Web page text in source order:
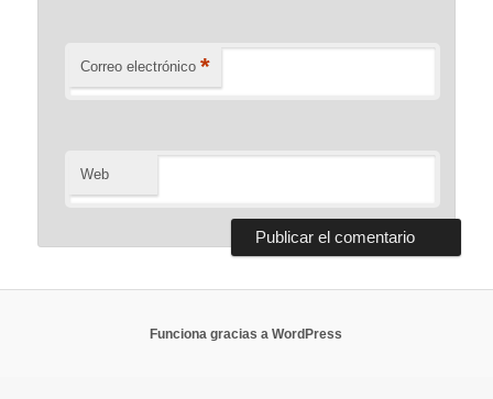
Correo electrónico *
Web
Funciona gracias a WordPress